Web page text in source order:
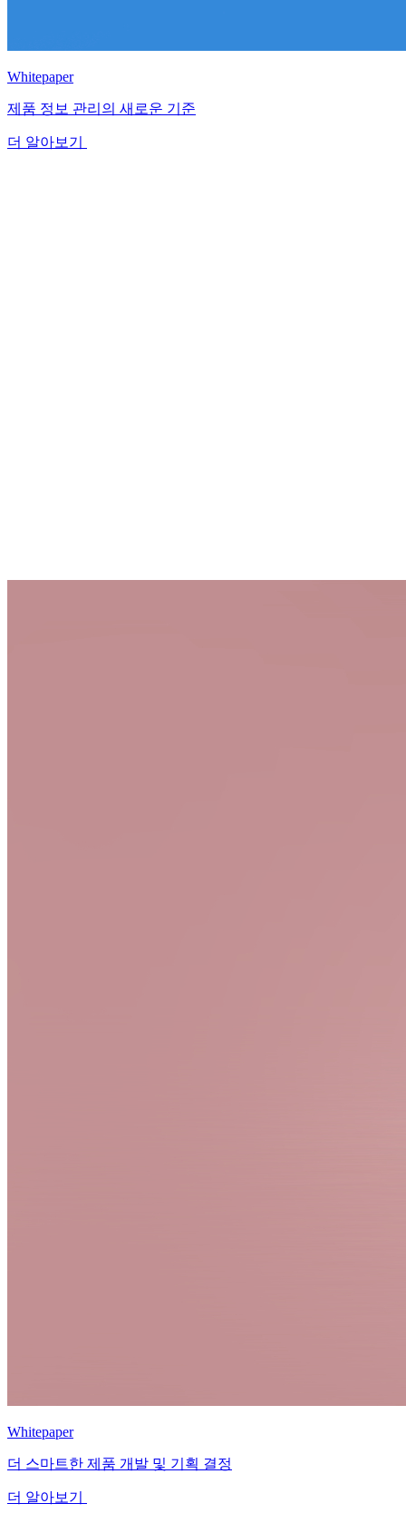
Whitepaper
제품 정보 관리의 새로운 기준
더 알아보기
Whitepaper
더 스마트한 제품 개발 및 기획 결정
더 알아보기